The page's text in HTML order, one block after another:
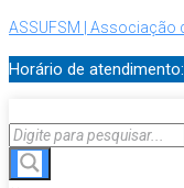
ASSUFSM | Associação
Horário de atendimento: